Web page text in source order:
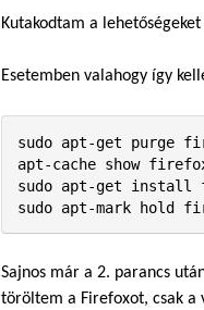
Kutakodtam a
Esetemben valahogy így
sudo apt-get purge
apt-cache show
sudo apt-get install
sudo apt-mark hold
Sajnos már a 2. parancs
töröltem a Firefoxot, csak a